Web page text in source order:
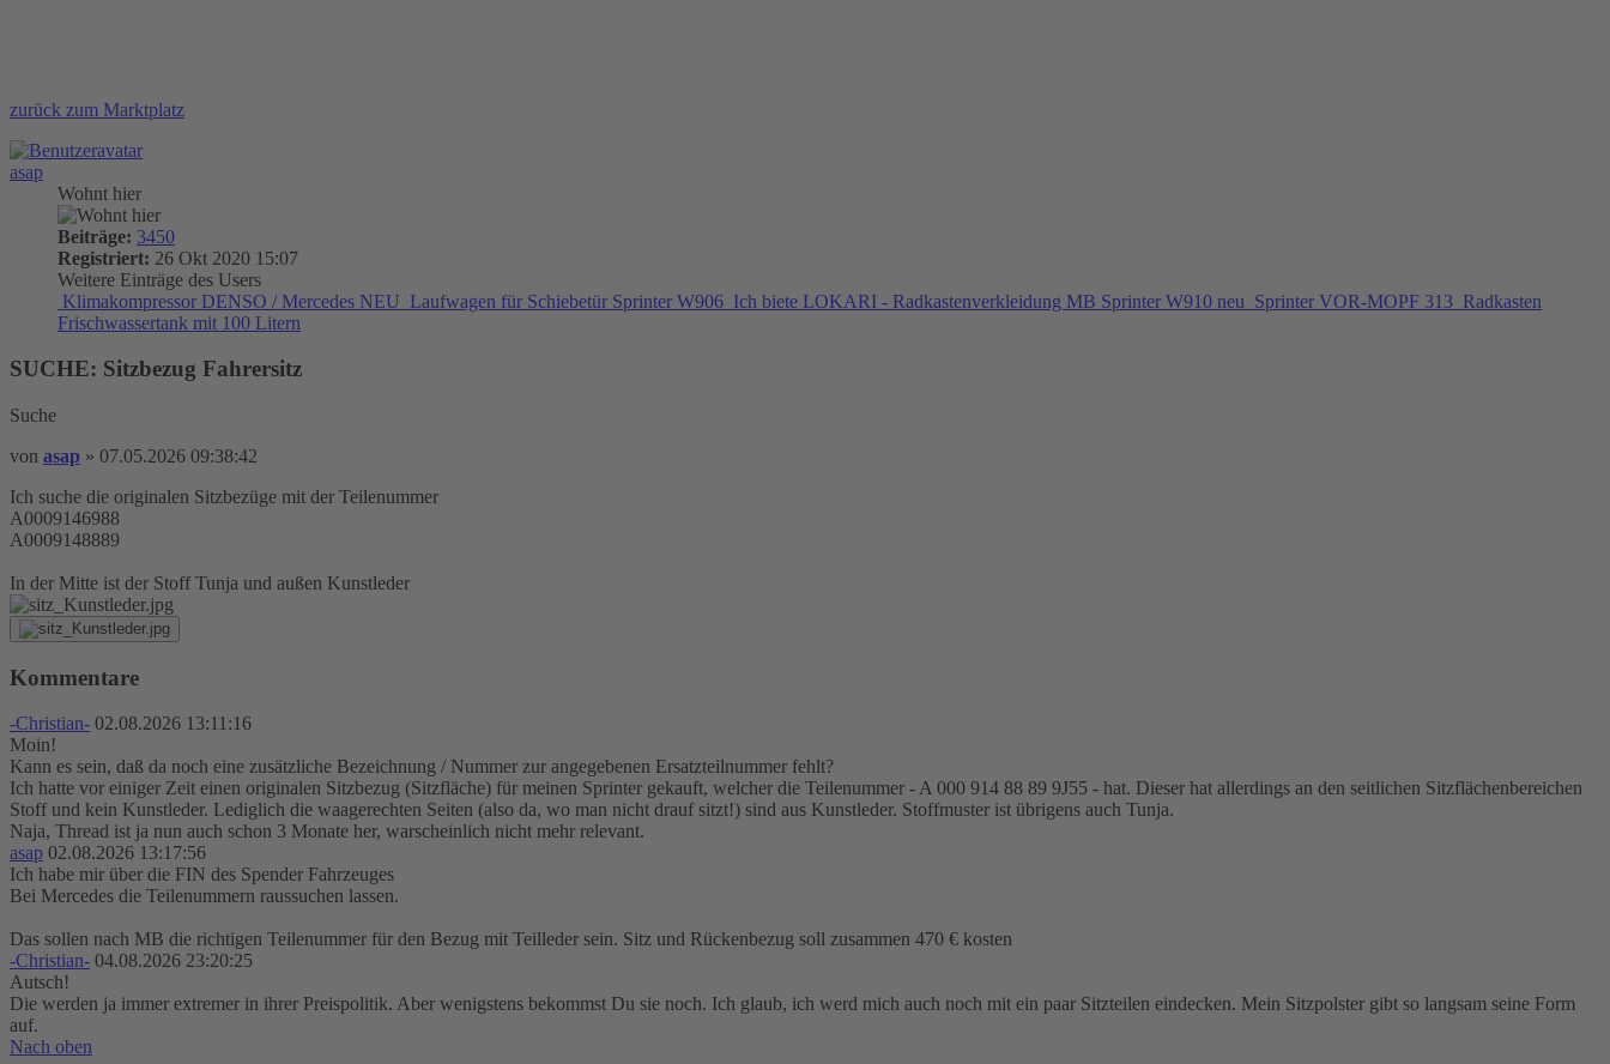
zurück zum Marktplatz
asap
Wohnt hier
Beiträge: 3450
Registriert: 26 Okt 2020 15:07
Weitere Einträge des Users
Klimakompressor DENSO / Mercedes NEU Laufwagen für Schiebetür Sprinter W906 Ich biete LOKARI - Radkastenverkleidung MB Sprinter W910 neu Sprinter VOR-MOPF 313 Radkasten
Frischwassertank mit 100 Litern
SUCHE: Sitzbezug Fahrersitz
Suche
von asap » 07.05.2026 09:38:42
Ich suche die originalen Sitzbezüge mit der Teilenummer
A0009146988
A0009148889
In der Mitte ist der Stoff Tunja und außen Kunstleder
Kommentare
-Christian- 02.08.2026 13:11:16
Moin!
Kann es sein, daß da noch eine zusätzliche Bezeichnung / Nummer zur angegebenen Ersatzteilnummer fehlt?
Ich hatte vor einiger Zeit einen originalen Sitzbezug (Sitzfläche) für meinen Sprinter gekauft, welcher die Teilenummer - A 000 914 88 89 9J55 - hat. Dieser hat allerdings an den seitlichen Sitzflächenbereichen
Stoff und kein Kunstleder. Lediglich die waagerechten Seiten (also da, wo man nicht drauf sitzt!) sind aus Kunstleder. Stoffmuster ist übrigens auch Tunja.
Naja, Thread ist ja nun auch schon 3 Monate her, warscheinlich nicht mehr relevant.
asap 02.08.2026 13:17:56
Ich habe mir über die FIN des Spender Fahrzeuges
Bei Mercedes die Teilenummern raussuchen lassen.
Das sollen nach MB die richtigen Teilenummer für den Bezug mit Teilleder sein. Sitz und Rückenbezug soll zusammen 470 € kosten
-Christian- 04.08.2026 23:20:25
Autsch!
Die werden ja immer extremer in ihrer Preispolitik. Aber wenigstens bekommst Du sie noch. Ich glaub, ich werd mich auch noch mit ein paar Sitzteilen eindecken. Mein Sitzpolster gibt so langsam seine Form
auf.
Nach oben